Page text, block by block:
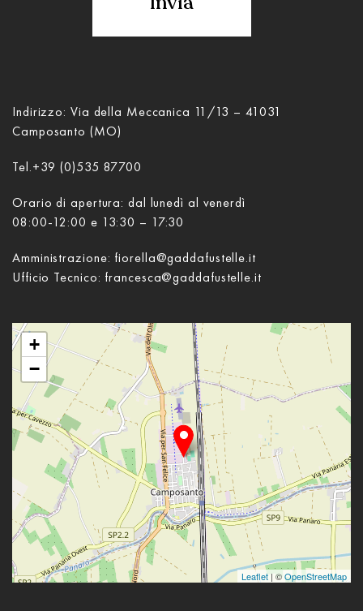
Indirizzo: Via della Meccanica 11/13 – 41031
Camposanto (MO)
Tel.+39 (0)535 87700
Orario di apertura: dal lunedì al venerdì
08:00-12:00 e 13:30 – 17:30
Amministrazione: fiorella@gaddafustelle.it
Ufficio Tecnico: francesca@gaddafustelle.it
+
−
Leaflet | ©OpenStreetMap